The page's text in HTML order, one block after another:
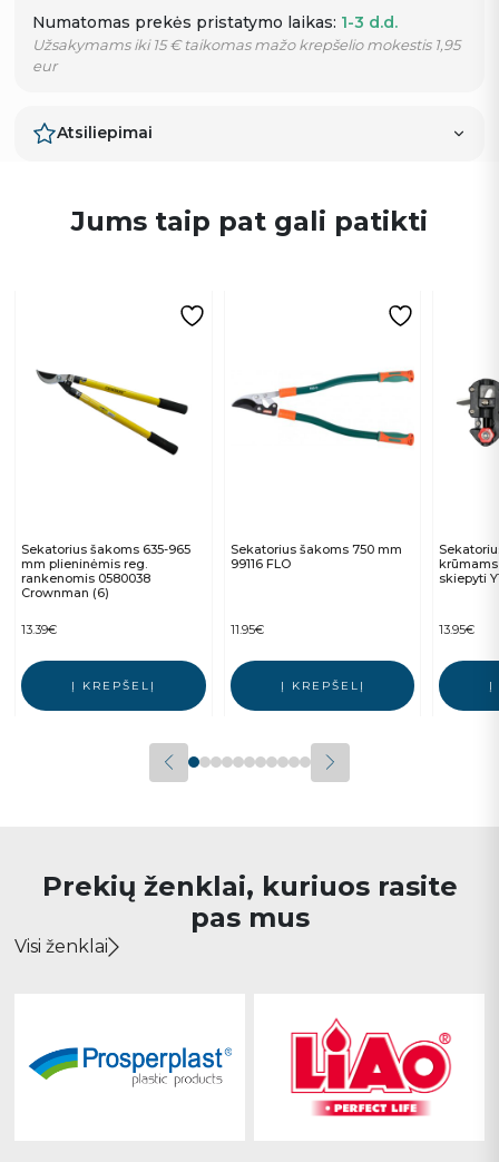
Numatomas prekės pristatymo laikas: 1-3 d.d.
Užsakymams iki 15 € taikomas mažo krepšelio mokestis 1,95
eur
Atsiliepimai
Jums taip pat gali patikti
Sekatorius šakoms 635-965
mm plieninėmis reg.
rankenomis 0580038
Crownman (6)
13.39€
Į KREPŠELĮ
Sekatorius šakoms 750 mm
99116 FLO
11.95€
Į KREPŠELĮ
skiepyti
13.95€
Į
Prekių ženklai, kuriuos rasite
pas mus
Visi ženklai